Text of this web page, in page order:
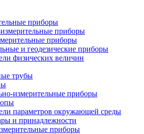
приборы
приборы
приборы
и геодезические приборы
физических величин
трубы
измерительные приборы
параметров окружающей среды
и принадлежности
приборы